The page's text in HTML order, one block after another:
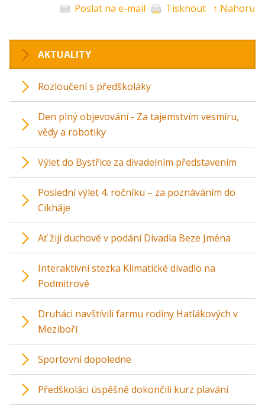
Poslat na e-mail Tisknout ↑ Nahoru
AKTUALITY
Rozloučení s předškoláky
Den plný objevování - Za tajemstvím vesmíru,
vědy a robotiky
Výlet do Bystřice za divadelním představením
Poslední výlet 4. ročníku – za poznáváním do
Cikháje
Ať žijí duchové v podání Divadla Beze Jména
Interaktivní stezka Klimatické divadlo na
Podmitrově
Druháci navštívili farmu rodiny Hatlákových v
Meziboří
Sportovní dopoledne
Předškoláci úspěšně dokončili kurz plavání